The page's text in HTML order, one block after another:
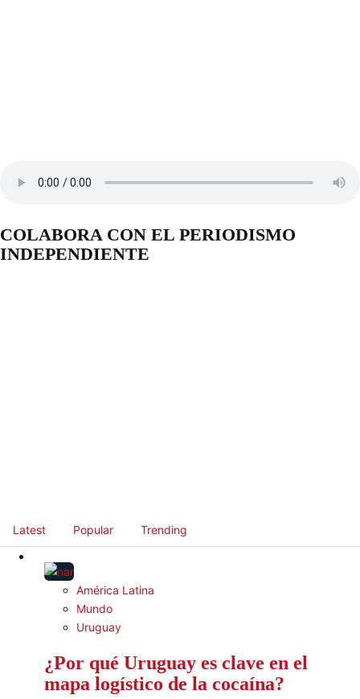
COLABORA CON EL PERIODISMO
INDEPENDIENTE
Latest Popular Trending
América Latina
Mundo
Uruguay
¿Por qué Uruguay es clave en el
mapa logístico de la cocaína?